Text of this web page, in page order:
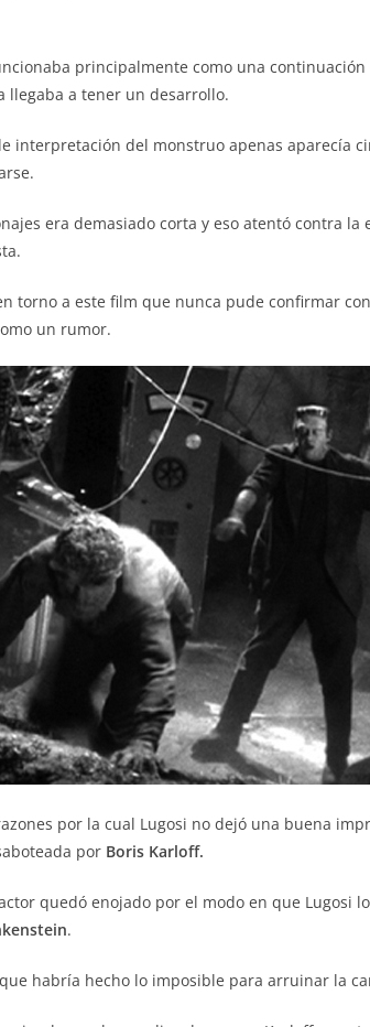
principalmente como una continuación
llegaba a tener un desarrollo.
interpretación del monstruo apenas aparecía
era demasiado corta y eso atentó contra
torno a este film que nunca pude confirmar
un rumor.
por la cual Lugosi no dejó una buena
por Boris Karloff.
quedó enojado por el modo en que Lugosi
.
habría hecho lo imposible para arruinar la